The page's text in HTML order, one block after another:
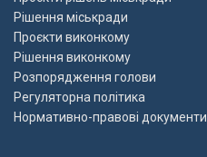
Рішення міськради
Проєкти виконкому
Рішення виконкому
Розпорядження голови
Регуляторна політика
Нормативно-правові документи